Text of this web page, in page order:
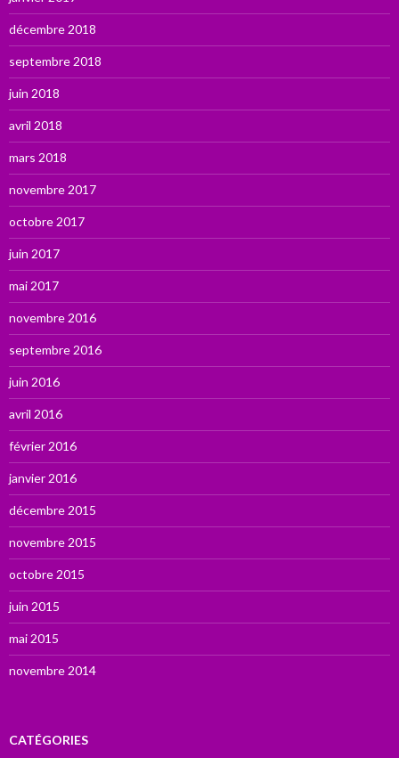
décembre 2018
septembre 2018
juin 2018
avril 2018
mars 2018
novembre 2017
octobre 2017
juin 2017
mai 2017
novembre 2016
septembre 2016
juin 2016
avril 2016
février 2016
janvier 2016
décembre 2015
novembre 2015
octobre 2015
juin 2015
mai 2015
novembre 2014
CATÉGORIES